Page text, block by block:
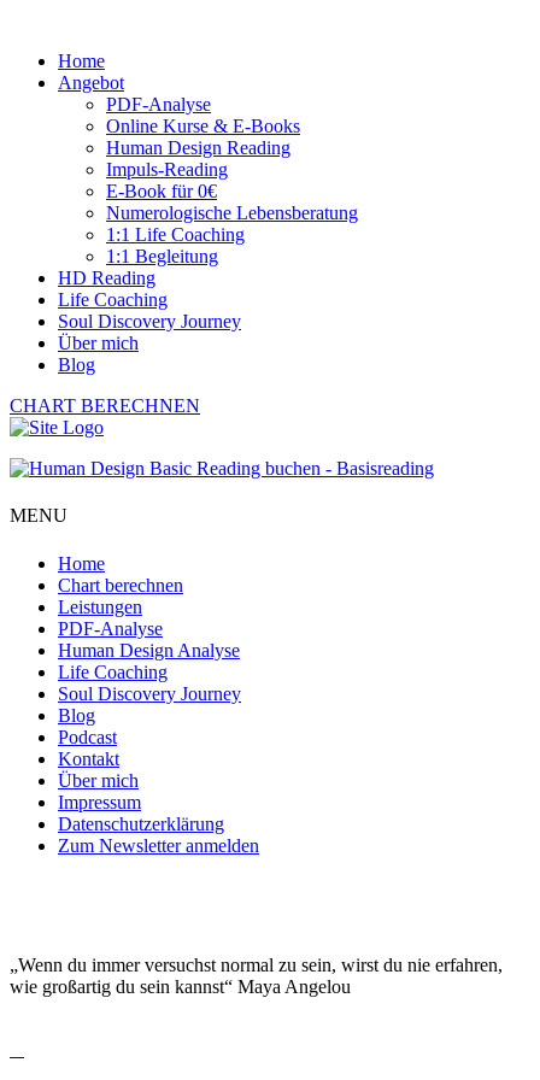
Home
Angebot
PDF-Analyse
Online Kurse & E-Books
Human Design Reading
Impuls-Reading
E-Book für 0€
Numerologische Lebensberatung
1:1 Life Coaching
1:1 Begleitung
HD Reading
Life Coaching
Soul Discovery Journey
Über mich
Blog
CHART BERECHNEN
MENU
Home
Chart berechnen
Leistungen
PDF-Analyse
Human Design Analyse
Life Coaching
Soul Discovery Journey
Blog
Podcast
Kontakt
Über mich
Impressum
Datenschutzerklärung
Zum Newsletter anmelden
„Wenn du immer versuchst normal zu sein, wirst du nie erfahren,
wie großartig du sein kannst“ Maya Angelou